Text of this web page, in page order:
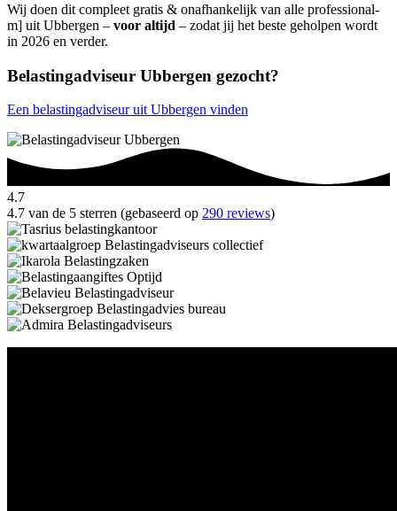
Wij doen dit compleet gratis & onafhankelijk van alle professional-
m] uit Ubbergen – voor altijd – zodat jij het beste geholpen wordt
in 2026 en verder.
Belastingadviseur Ubbergen gezocht?
Een belastingadviseur uit Ubbergen vinden
4.7
4.7 van de 5 sterren (gebaseerd op 290 reviews)